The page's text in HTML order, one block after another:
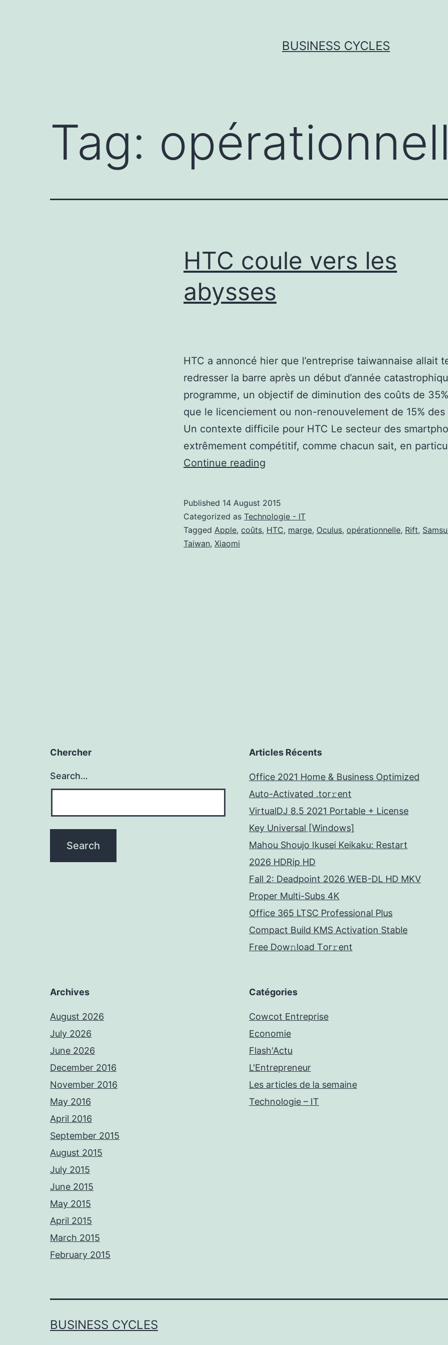
BUSINESS CYCLES
Tag:
HTC coule vers les
abysses
HTC a annoncé hier que l’entreprise taiwannaise allait
redresser la barre après un début d’année
programme, un objectif de diminution des coûts de
que le licenciement ou non-renouvelement de 15% des
Un contexte difficile pour HTC Le secteur des
extrêmement compétitif, comme chacun sait, en
Continue reading
les
abysses
Published 14 August 2015
Categorized as Technologie - IT
Tagged Apple, coûts, HTC, marge, Oculus, opérationnelle, Rift,
Taiwan, Xiaomi
Chercher
Search…
Articles Récents
Office 2021 Home & Business Optimized
Auto-Activated .tor𝚛ent
VirtualDJ 8.5 2021 Portable + License
Key Universal [Windows]
Mahou Shoujo Ikusei Keikaku: Restart
2026 HDRip HD
Fall 2: Deadpoint 2026 WEB-DL HD MKV
Proper Multi-Subs 4K
Office 365 LTSC Professional Plus
Compact Build KMS Activation Stable
Frее Dow𝚗load Tоr𝚛ent
Archives
August 2026
July 2026
June 2026
December 2016
November 2016
May 2016
April 2016
September 2015
August 2015
July 2015
June 2015
May 2015
April 2015
March 2015
February 2015
Catégories
Cowcot Entreprise
Economie
Flash'Actu
L'Entrepreneur
Les articles de la semaine
Technologie – IT
BUSINESS CYCLES